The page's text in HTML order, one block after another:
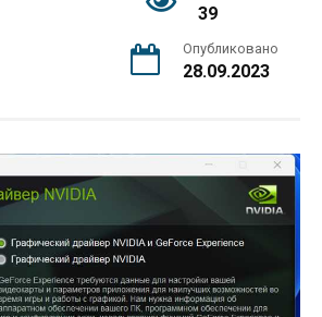
39
Опубликовано
28.09.2023